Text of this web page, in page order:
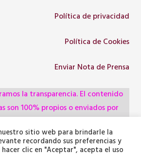
Política de privacidad
Política de Cookies
Enviar Nota de Prensa
la transparencia. El contenido
son 100% propios o enviados por
pero utilizamos herramientas de
para optimizar la maquetación del
sitio web para brindarle la
recordando sus preferencias y
clic en "Aceptar", acepta el uso